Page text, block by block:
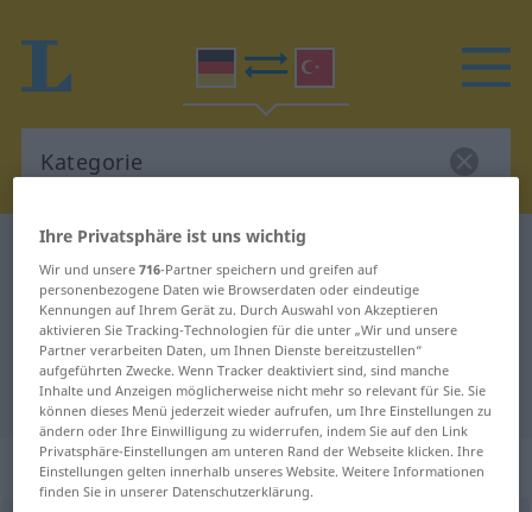
Deutsch-Türkisch Wörterbuch
Deutsch-Türkisch Übersetzung für
"Kategorie"
"Kategorie" Türkisch Übersetzung
„Kategorie“: weiblich
Ihre Privatsphäre ist uns wichtig
Wir und unsere716-Partner speichern und greifen auf
personenbezogene Daten wie Browserdaten oder eindeutige
Kennungen auf Ihrem Gerät zu. Durch Auswahl von Akzeptieren
aktivieren Sie Tracking-Technologien für die unter „Wir und unsere
Partner verarbeiten Daten, um Ihnen Dienste bereitzustellen“
aufgeführten Zwecke. Wenn Tracker deaktiviert sind, sind manche
Inhalte und Anzeigen möglicherweise nicht mehr so relevant für Sie. Sie
können dieses Menü jederzeit wieder aufrufen, um Ihre Einstellungen zu
ändern oder Ihre Einwilligung zu widerrufen, indem Sie auf den Link
Privatsphäre-Einstellungen am unteren Rand der Webseite klicken. Ihre
Einstellungen gelten innerhalb unseres Website. Weitere Informationen
finden Sie in unserer Datenschutzerklärung.